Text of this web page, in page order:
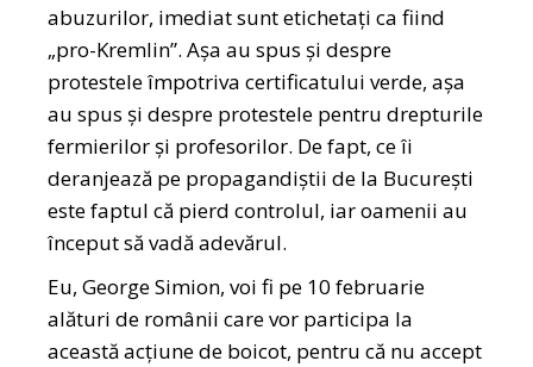
abuzurilor, imediat sunt etichetați ca fiind
„pro-Kremlin”. Așa au spus și despre
protestele împotriva certificatului verde, așa
au spus și despre protestele pentru drepturile
fermierilor și profesorilor. De fapt, ce îi
deranjează pe propagandiștii de la București
este faptul că pierd controlul, iar oamenii au
început să vadă adevărul.
Eu, George Simion, voi fi pe 10 februarie
alături de românii care vor participa la
această acțiune de boicot, pentru că nu accept